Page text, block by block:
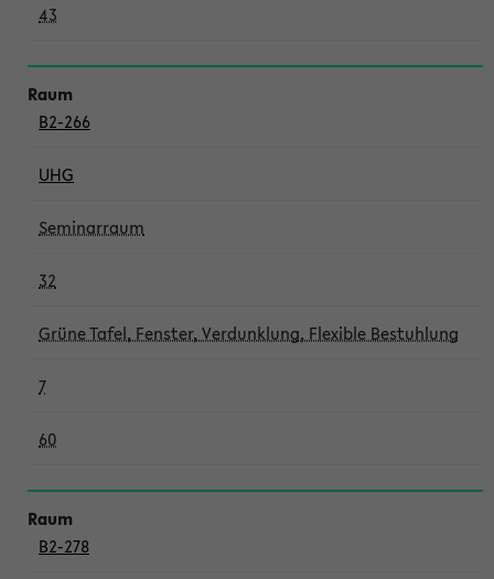
43
B2-266
UHG
Seminarraum
32
Grüne Tafel, Fenster, Verdunklung, Flexible Bestuhlung
7
60
B2-278